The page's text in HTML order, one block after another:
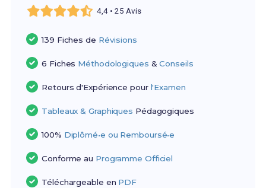
4,4 • 25 Avis
139 Fiches de Révisions
6 Fiches Méthodologiques &Conseils
Retours d'Expérience pour l'Examen
Tableaux & Graphiques Pédagogiques
100% Diplômé•e ou Remboursé•e
Conforme au Programme Officiel
Téléchargeable en PDF